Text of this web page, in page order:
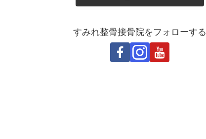
すみれ整骨接骨院をフォローする